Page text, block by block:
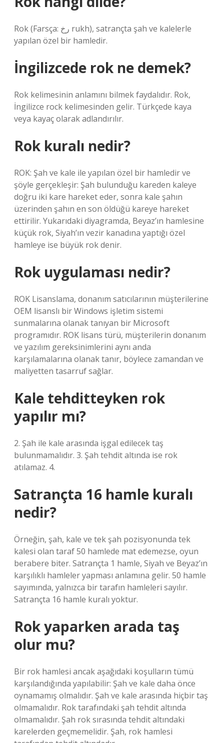
Rok (Farsça: رخ rukh), satrançta şah ve kalelerle
yapılan özel bir hamledir.
İngilizcede rok ne demek?
Rok kelimesinin anlamını bilmek faydalıdır. Rok,
İngilizce rock kelimesinden gelir. Türkçede kaya
veya kayaç olarak adlandırılır.
Rok kuralı nedir?
ROK: Şah ve kale ile yapılan özel bir hamledir ve
şöyle gerçekleşir: Şah bulunduğu kareden kaleye
doğru iki kare hareket eder, sonra kale şahın
üzerinden şahın en son öldüğü kareye hareket
ettirilir. Yukarıdaki diyagramda, Beyaz’ın hamlesine
küçük rok, Siyah’ın vezir kanadına yaptığı özel
hamleye ise büyük rok denir.
Rok uygulaması nedir?
ROK Lisanslama, donanım satıcılarının müşterilerine
OEM lisanslı bir Windows işletim sistemi
sunmalarına olanak tanıyan bir Microsoft
programıdır. ROK lisans türü, müşterilerin donanım
ve yazılım gereksinimlerini aynı anda
karşılamalarına olanak tanır, böylece zamandan ve
maliyetten tasarruf sağlar.
Kale tehditteyken rok
yapılır mı?
2. Şah ile kale arasında işgal edilecek taş
bulunmamalıdır. 3. Şah tehdit altında ise rok
atılamaz. 4.
Satrançta 16 hamle kuralı
nedir?
Örneğin, şah, kale ve tek şah pozisyonunda tek
kalesi olan taraf 50 hamlede mat edemezse, oyun
berabere biter. Satrançta 1 hamle, Siyah ve Beyaz’ın
karşılıklı hamleler yapması anlamına gelir. 50 hamle
sayımında, yalnızca bir tarafın hamleleri sayılır.
Satrançta 16 hamle kuralı yoktur.
Rok yaparken arada taş
olur mu?
Bir rok hamlesi ancak aşağıdaki koşulların tümü
karşılandığında yapılabilir: Şah ve kale daha önce
oynamamış olmalıdır. Şah ve kale arasında hiçbir taş
olmamalıdır. Rok tarafındaki şah tehdit altında
olmamalıdır. Şah rok sırasında tehdit altındaki
karelerden geçmemelidir. Şah, rok hamlesi